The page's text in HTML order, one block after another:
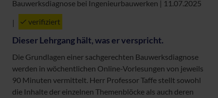
Bauwerksdiagnose bei Ingenieurbauwerken | 11.07.2025
| verifiziert
Dieser Lehrgang hält, was er verspricht.
Die Grundlagen einer sachgerechten Bauwerksdiagnose
werden in wöchentlichen Online-Vorlesungen von jeweils
90 Minuten vermittelt. Herr Professor Taffe stellt sowohl
die Inhalte der einzelnen Themenblöcke als auch deren